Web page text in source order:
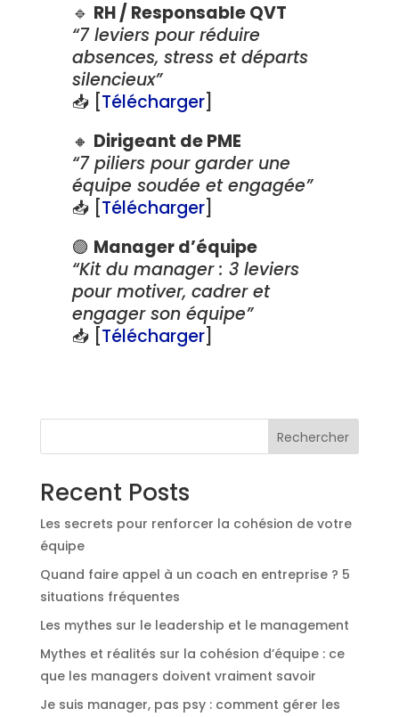
Coaching Individuel
Coaching Manager
Communication & CNV
🔹 RH / Responsable QVT
“7 leviers pour réduire
absences, stress et départs
silencieux”
📥 [ Télécharger]
🔸 Dirigeant de PME
“7 piliers pour garder une
équipe soudée et engagée”
📥 [ Télécharger]
🟣 Manager d’équipe
“Kit du manager : 3 leviers
pour motiver, cadrer et
engager son équipe”
📥 [ Télécharger]
Rechercher
Recent Posts
Les secrets pour renforcer la cohésion de votre
équipe
Quand faire appel à un coach en entreprise ? 5
situations fréquentes
Les mythes sur le leadership et le management
Mythes et réalités sur la cohésion d’équipe : ce
que les managers doivent vraiment savoir
Je suis manager, pas psy : comment gérer les